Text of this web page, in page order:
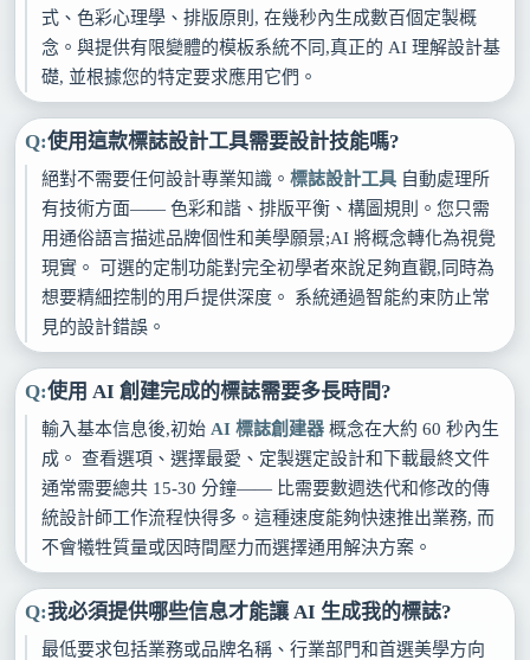
式、色彩心理學、排版原則, 在幾秒內生成數百個定製概
念。與提供有限變體的模板系統不同,真正的 AI 理解設計基
礎, 並根據您的特定要求應用它們。
使用這款標誌設計工具需要設計技能嗎?
絕對不需要任何設計專業知識。 標誌設計工具 自動處理所
有技術方面—— 色彩和諧、排版平衡、構圖規則。您只需
用通俗語言描述品牌個性和美學願景;AI 將概念轉化為視覺
現實。 可選的定制功能對完全初學者來說足夠直觀,同時為
想要精細控制的用戶提供深度。 系統通過智能約束防止常
見的設計錯誤。
使用 AI 創建完成的標誌需要多長時間?
輸入基本信息後,初始 AI 標誌創建器 概念在大約 60 秒內生
成。 查看選項、選擇最愛、定製選定設計和下載最終文件
通常需要總共 15-30 分鐘—— 比需要數週迭代和修改的傳
統設計師工作流程快得多。這種速度能夠快速推出業務, 而
不會犧牲質量或因時間壓力而選擇通用解決方案。
我必須提供哪些信息才能讓 AI 生成我的標誌?
最低要求包括業務或品牌名稱、行業部門和首選美學方向